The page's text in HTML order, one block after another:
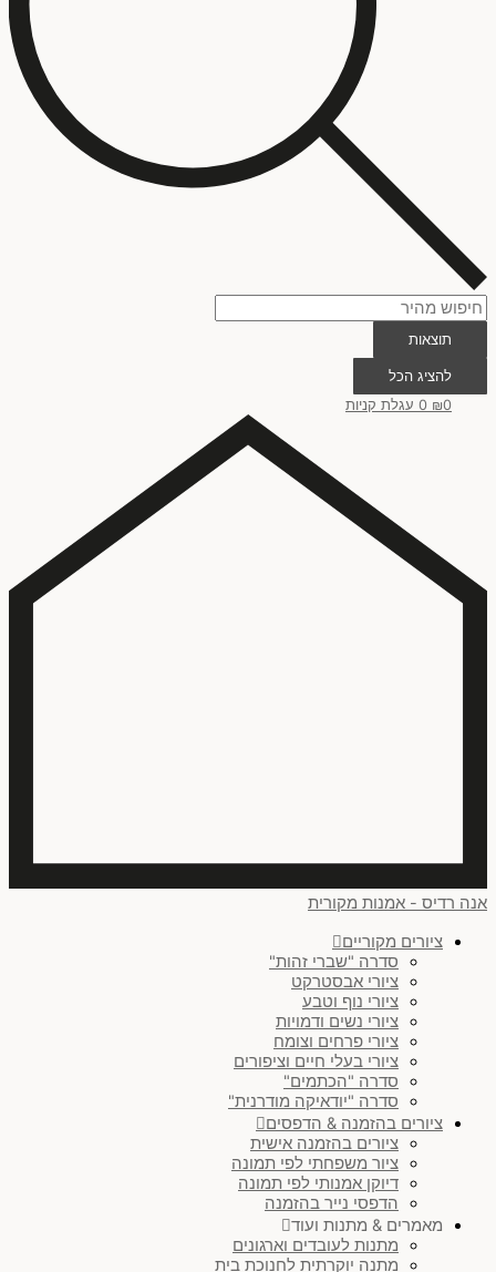
תוצאות
להציג הכל
₪0
0 עגלת קניות
אנה רדיס - אמנות מקורית
ציורים מקוריים
סדרה "שברי זהות"
ציורי אבסטרקט
ציורי נוף וטבע
ציורי נשים ודמויות
ציורי פרחים וצומח
ציורי בעלי חיים וציפורים
סדרה "הכתמים"
סדרה "יודאיקה מודרנית"
ציורים בהזמנה & הדפסים
ציורים בהזמנה אישית
ציור משפחתי לפי תמונה
דיוקן אמנותי לפי תמונה
הדפסי נייר בהזמנה
מאמרים & מתנות ועוד
מתנות לעובדים וארגונים
מתנה יוקרתית לחנוכת בית